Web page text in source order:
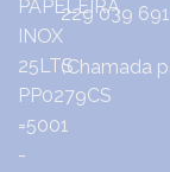
229 039 691
(Chamada